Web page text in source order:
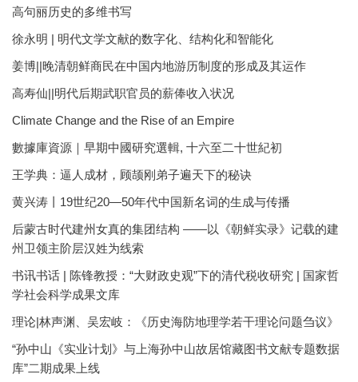
高句丽历史的多维书写
徐永明 | 明代文学文献的数字化、结构化和智能化
姜博||晚清朝鲜商民在中国内地游历制度的形成及其运作
高寿仙||明代后期武职官员的薪俸收入状况
Climate Change and the Rise of an Empire
數據庫資源｜早期中國研究選輯, 十六至二十世紀初
王学典：逼人成材，顾颉刚弟子遍天下的秘诀
黄兴涛丨19世纪20—50年代中国新名词的生成与传播
后蒙古时代建州女真的集团结构 ——以《朝鲜实录》记载的建
州卫领主阶层汉姓为线索
书讯书话 | 陈锋教授：“大财政史观”下的清代税收研究 | 国家哲
学社会科学成果文库
理论|林声渊、吴宏岐：《历史海防地理学若干理论问题刍议》
“孙中山《实业计划》与上海孙中山故居馆藏图书文献专题数据
库”二期成果上线